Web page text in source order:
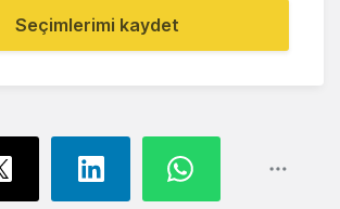
Seçimlerimi kaydet